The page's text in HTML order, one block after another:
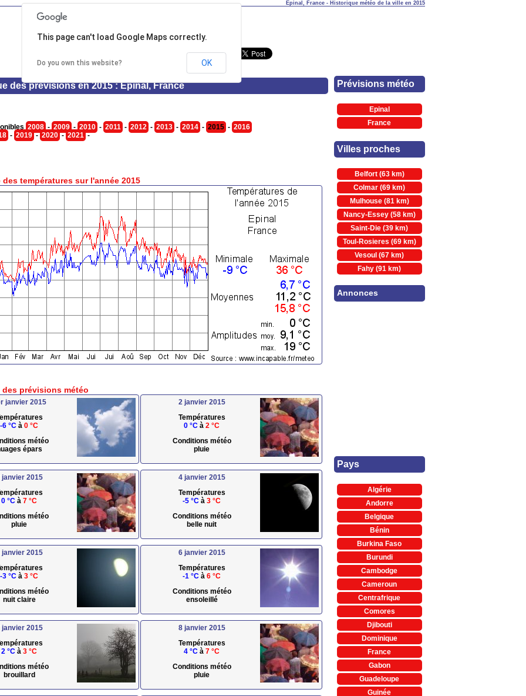
Epinal, France - Historique météo de la ville en 2015
des prévisions en 2015 : Epinal, France
2008 - 2009 - 2010 - 2011 - 2012 - 2013 - 2014 - 2015 - 2016
- 2019 - 2020 - 2021 -
des températures sur l'année 2015
prévisions météo
janvier 2015
-6 °C à 0 °C
météo
épars
2 janvier 2015
Températures
0 °C à 2 °C
Conditions météo
pluie
janvier 2015
0 °C à 7 °C
météo
pluie
4 janvier 2015
Températures
-5 °C à 3 °C
Conditions météo
belle nuit
janvier 2015
-3 °C à 3 °C
météo
nuit claire
6 janvier 2015
Températures
-1 °C à 6 °C
Conditions météo
ensoleillé
janvier 2015
2 °C à 3 °C
météo
brouillard
8 janvier 2015
Températures
4 °C à 7 °C
Conditions météo
pluie
This page can't load Google Maps correctly.
Do you own this website? OK
Prévisions météo
Epinal
France
Villes proches
Belfort (63 km)
Colmar (69 km)
Mulhouse (81 km)
Nancy-Essey (58 km)
Saint-Die (39 km)
Toul-Rosieres (69 km)
Vesoul (67 km)
Fahy (91 km)
Annonces
Pays
Algérie
Andorre
Belgique
Bénin
Burkina Faso
Burundi
Cambodge
Cameroun
Centrafrique
Comores
Djibouti
Dominique
France
Gabon
Guadeloupe
Guinée